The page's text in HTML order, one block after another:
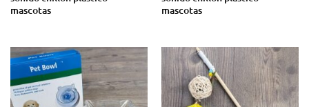
mascotas
mascotas